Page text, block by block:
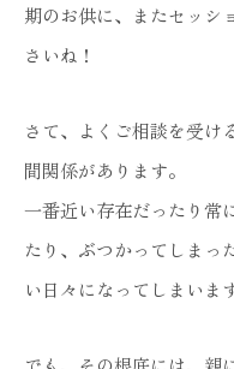
期のお供に、またセッシ
さいね！
さて、よくご相談を受け
間関係があります。
一番近い存在だったり常
たり、ぶつかってしまっ
い日々になってしまいま